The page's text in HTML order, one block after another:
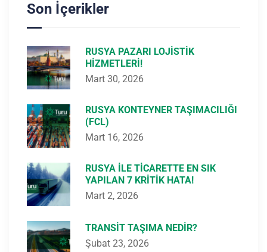
Son İçerikler
RUSYA PAZARI LOJISTIK
HIZMETLERI!
Mart 30, 2026
RUSYA KONTEYNER TAŞIMACILIĞI
(FCL)
Mart 16, 2026
RUSYA ILE TICARETTE EN SIK
YAPILAN 7 KRITIK HATA!
Mart 2, 2026
TRANSIT TAŞIMA NEDIR?
Şubat 23, 2026